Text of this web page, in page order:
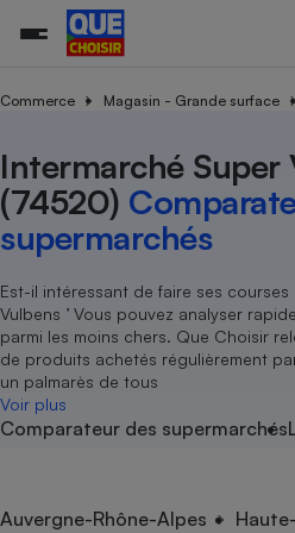
Commerce Magasin - Grande surface
Intermarché Super
(74520)
supermarchés
Est-il intéressant de faire ses
Vulbens ’ Vous pouvez analyser
parmi les moins chers. Que Choisir
de produits achetés régulièrement
un palmarès de tous
Voir plus
Comparateur des supermarchés
Auvergne-Rhône-Alpes
Toutes les actualités
Enquêtes
Guides d'achat
Conseils
Brèves
Tous les services
Soumettre un litige
Lettres types
Rencontrer une association
Tous nos combats
Nos actions
Nos grandes victoires
Les billets de la présidente
Nos associations locales
Nous rejoindre
En savoir plus sur Que
nous ?
L’association
Nos missions
Notre méthodologie
Notre financement
Nos partenaires
Nous rejoindre